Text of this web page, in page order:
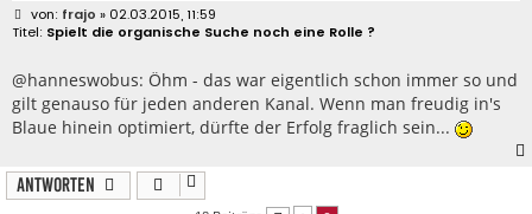
B
e
r
a
g
frajo » 02.03.2015, 11:59
Spielt die organische Suche noch eine Rolle ?
@hanneswobus: Öhm - das war eigentlich schon immer so und
gilt genauso für jeden anderen Kanal. Wenn man freudig in's
Blaue hinein optimiert, dürfte der Erfolg fraglich sein...
Antworten